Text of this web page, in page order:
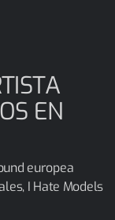
EN
europea
I Hate Models